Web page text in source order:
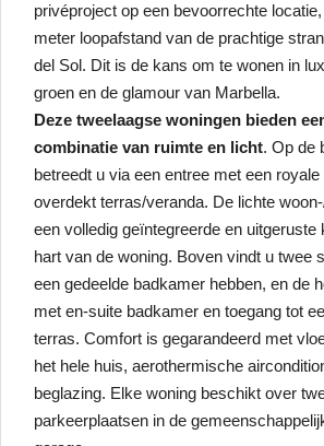
privéproject op een bevoorrechte
meter loopafstand van de prachtige
del Sol. Dit is de kans om te wonen in
groen en de glamour van Marbella.
Deze tweelaagse woningen bieden
combinatie van ruimte en licht. Op de
betreedt u via een entree met een
overdekt terras/veranda. De lichte
een volledig geïntegreerde en
hart van de woning. Boven vindt u twee
een gedeelde badkamer hebben, en de
met en-suite badkamer en toegang tot
terras. Comfort is gegarandeerd met
het hele huis, aerothermische
beglazing. Elke woning beschikt over
parkeerplaatsen in de